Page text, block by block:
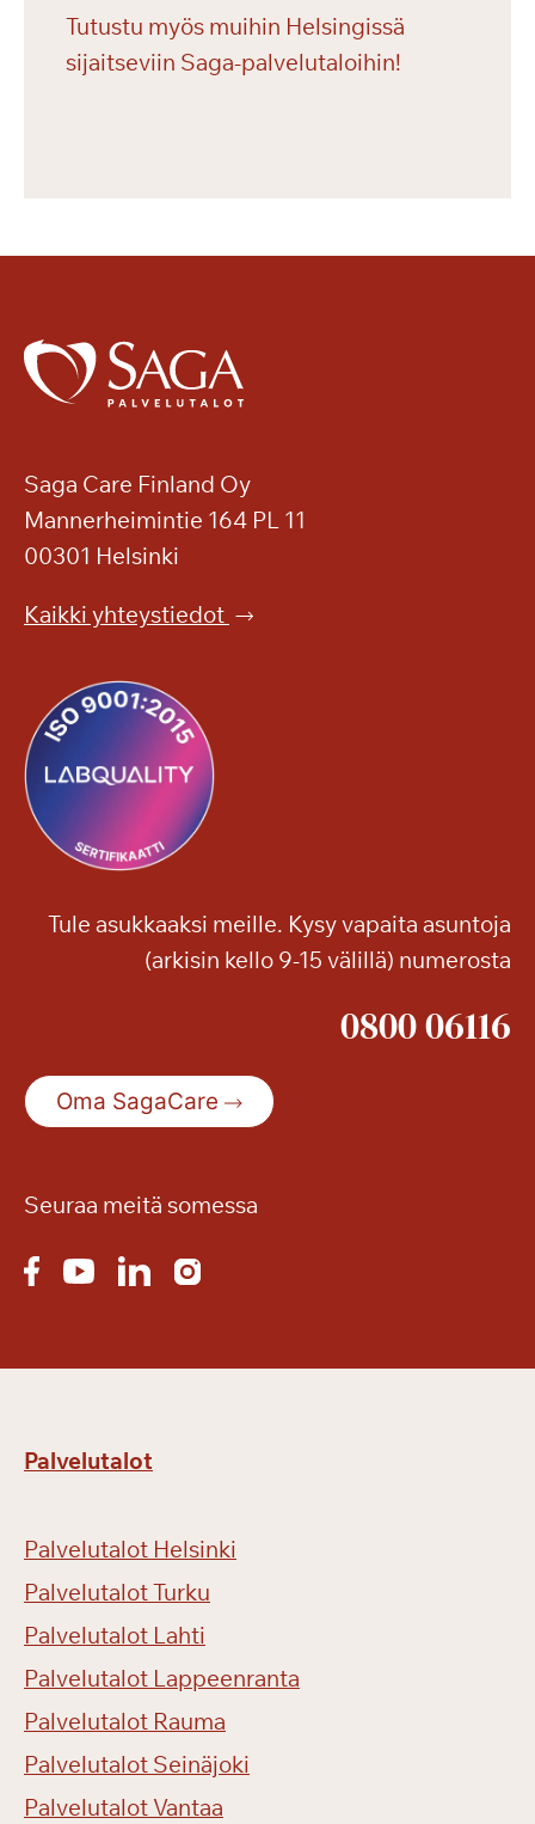
Tutustu myös muihin Helsingissä
sijaitseviin Saga-palvelutaloihin!
Saga Care Finland Oy
Mannerheimintie 164 PL 11
00301 Helsinki
Kaikki yhteystiedot
Tule asukkaaksi meille. Kysy vapaita asuntoja
(arkisin kello 9-15 välillä) numerosta
0800 06116
Oma SagaCare
Seuraa meitä somessa
Palvelutalot
Palvelutalot Helsinki
Palvelutalot Turku
Palvelutalot Lahti
Palvelutalot Lappeenranta
Palvelutalot Rauma
Palvelutalot Seinäjoki
Palvelutalot Vantaa